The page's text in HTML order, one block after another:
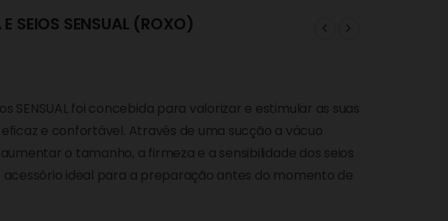
SEIOS SENSUAL (ROXO)
SENSUAL foi concebida para valorizar e estimular as suas
e confortável. Através de uma sucção a vácuo
o tamanho, a firmeza e a sensibilidade dos seios
ideal para a preparação antes do momento de